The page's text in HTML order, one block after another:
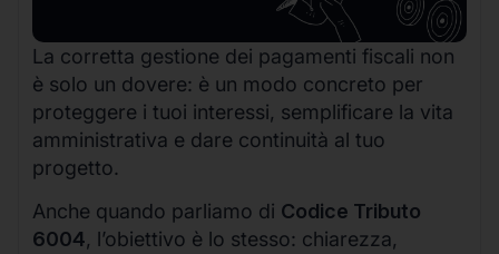
La corretta gestione dei pagamenti fiscali non
è solo un dovere: è un modo concreto per
proteggere i tuoi interessi, semplificare la vita
amministrativa e dare continuità al tuo
progetto.
Anche quando parliamo di Codice Tributo
6004, l’obiettivo è lo stesso: chiarezza,